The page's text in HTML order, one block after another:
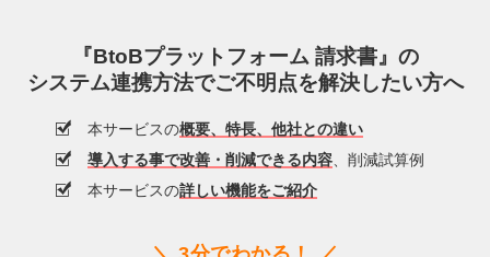
『BtoBプラットフォーム 請求書』の
システム連携方法でご不明点を解決したい方へ
本サービスの概要、特長、他社との違い
導入する事で改善・削減できる内容、削減試算例
本サービスの詳しい機能をご紹介